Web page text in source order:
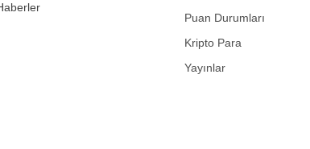
Puan Durumları
Kripto Para
Yayınlar